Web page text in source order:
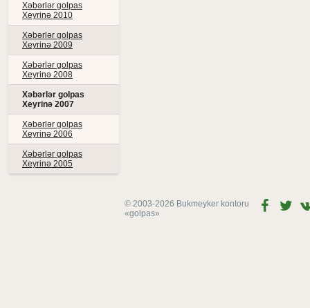
Xəbərlər golpas
Xeyrinə 2010
Xəbərlər golpas
Xeyrinə 2009
Xəbərlər golpas
Xeyrinə 2008
Xəbərlər golpas
Xeyrinə 2007
Xəbərlər golpas
Xeyrinə 2006
Xəbərlər golpas
Xeyrinə 2005
© 2003-2026 Bukmeyker kontoru
«golpas»